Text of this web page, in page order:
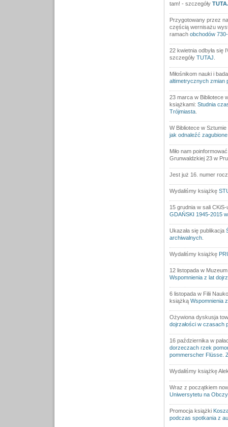
tam! - szczegóły
Przygotowany przez
częścią wernisażu
ramach obchodów
22 kwietnia odbyła się
szczegóły TUTAJ
Miłośnikom nauki i
altimetrycznych zmian
23 marca w Bibliotece
książkami: Studnia
Trójmiasta.
W Bibliotece w
jak odnaleźć
Miło nam
Grunwaldzkiej 23 w
Jest już 16. numer
Wydaliśmy książkę
15 grudnia w sali
GDAŃSKI 1945-2015
Ukazała się publikacja
archiwalnych.
Wydaliśmy książkę
12 listopada w
Wspomnienia z lat
6 listopada w Filii
książką Wspomnienia
Ożywiona dyskusja
dojrzałości w czasach
16 października w
dorzeczach rzek
pommerscher Flüsse.
Wydaliśmy książkę
Wraz z początkiem
Uniwersytetu na
Promocja książki
podczas spotkania z